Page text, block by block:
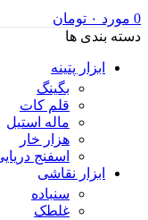
0 مورد ۰ تومان
دسته بندی ها
ابزار پتینه
بگینگ
قلم کات
ماله استیل
هزار خار
اسفنج
ابزار نقاشی
سنباده
غلطک